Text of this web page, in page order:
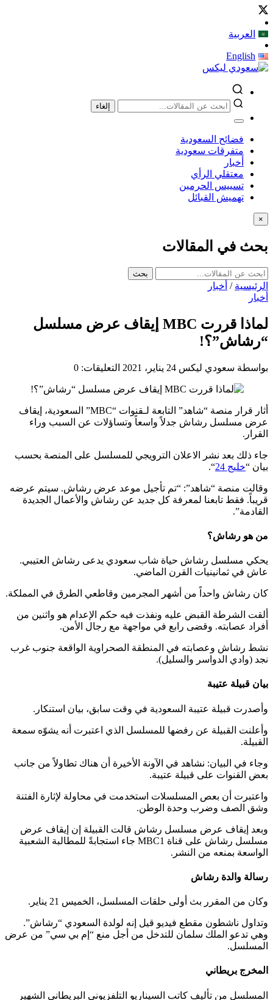
العربية
English
إلغاء
فضائح السعودية
متفرقات سعودية
أخبار
معتقلي الرأي
تسييس الحرمين
تهميش القبائل
×
بحث في المقالات
بحث
الرئيسية / أخبار
أخبار
لماذا قررت MBC إيقاف عرض مسلسل
“رشاش”؟!
بواسطة سعودي ليكس 24 يناير، 2021 التعليقات: 0
أثار قرار منصة “شاهد” التابعة لـقنوات “MBC” السعودية، إيقاف
عرض مسلسل رشاش جدلاً واسعاً وتساؤلات عن السبب وراء
القرار.
جاء ذلك بعد نشر الاعلان الترويجي للمسلسل على المنصة بحسب
بيان “خليج 24 “.
وقالت منصة “شاهد”: “تم تأجيل موعد عرض رشاش. سيتم عرضه
قريباً. فقط تابعنا لمعرفة كل جديد عن رشاش والأعمال الجديدة
القادمة”.
من هو رشاش؟
يحكي مسلسل رشاش حياة شاب سعودي يدعى رشاش العتيبي.
عاش في ثمانينيات القرن الماضي.
كان رشاش واحداً من أشهر المجرمين وقاطعي الطرق في المملكة.
ألقت الشرطة القبض عليه ونفذت فيه حكم الإعدام هو واثنين من
أفراد عصابته. وقضى رابع في مواجهة مع رجال الأمن.
نشط رشاش وعصابته في المنطقة الصحراوية الواقعة جنوب غرب
نجد (وادي الدواسر والسليل).
بيان قبيلة عتيبة
وأصدرت قبيلة عتيبة السعودية في وقت سابق، بيان استنكار.
وأعلنت القبيلة عن رفضها للمسلسل الذي اعتبرت أنه يشوّه سمعة
القبيلة.
وجاء في البيان: نشاهد في الآونة الأخيرة أن هناك تطاولاً من جانب
بعض القنوات على قبيلة عتيبة.
واعتبرت أن بعص المسلسلات استخدمت في محاولة لإثارة الفتنة
وشق الصف وضرب وحدة الوطن.
وبعد إيقاف عرض مسلسل رشاش قالت القبيلة إن إيقاف عرض
مسلسل رشاش على قناة MBC1 جاء استجابةً للمطالبة الشعبية
الواسعة بمنعه من النشر.
رسالة والدة رشاش
وكان من المقرر بث أولى حلقات المسلسل، الخميس 21 يناير.
وتداول ناشطون مقطع فيديو قيل إنه لولدة السعودي “رشاش”.
وهي تدعو الملك سلمان للتدخل من أجل منع “إم بي سي” من عرض
المسلسل.
المخرج بريطاني
المسلسل من تأليف كاتب السيناريو التلفزيوني البريطاني الشهير